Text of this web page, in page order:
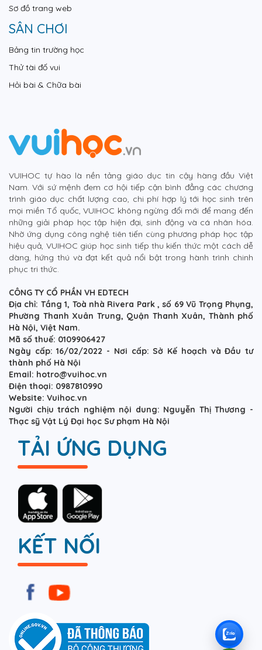
Sơ đồ trang web
SÂN CHƠI
Bảng tin trường học
Thử tài đố vui
Hỏi bài & Chữa bài
VUIHOC tự hào là nền tảng giáo dục tin cậy hàng đầu Việt
Nam. Với sứ mệnh đem cơ hội tiếp cận bình đẳng các chương
trình giáo dục chất lượng cao, chi phí hợp lý tới học sinh trên
mọi miền Tổ quốc, VUIHOC không ngừng đổi mới để mang đến
những giải pháp học tập hiện đại, sinh động và cá nhân hóa.
Nhờ ứng dụng công nghệ tiên tiến cùng phương pháp học tập
hiệu quả, VUIHOC giúp học sinh tiếp thu kiến thức một cách dễ
dàng, hứng thú và đạt kết quả nổi bật trong hành trình chinh
phục tri thức.
CÔNG TY CỔ PHẦN VH EDTECH
Địa chỉ: Tầng 1, Toà nhà Rivera Park , số 69 Vũ Trọng Phụng,
Phường Thanh Xuân Trung, Quận Thanh Xuân, Thành phố
Hà Nội, Việt Nam.
Mã số thuế: 0109906427
Ngày cấp: 16/02/2022 - Nơi cấp: Sở Kế hoạch và Đầu tư
thành phố Hà Nội
Email: hotro@vuihoc.vn
Điện thoại: 0987810990
Website: Vuihoc.vn
Người chịu trách nghiệm nội dung: Nguyễn Thị Thương -
Thạc sỹ Vật Lý Đại học Sư phạm Hà Nội
TẢI ỨNG DỤNG
KẾT NỐI